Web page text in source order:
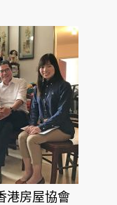
港房屋協會